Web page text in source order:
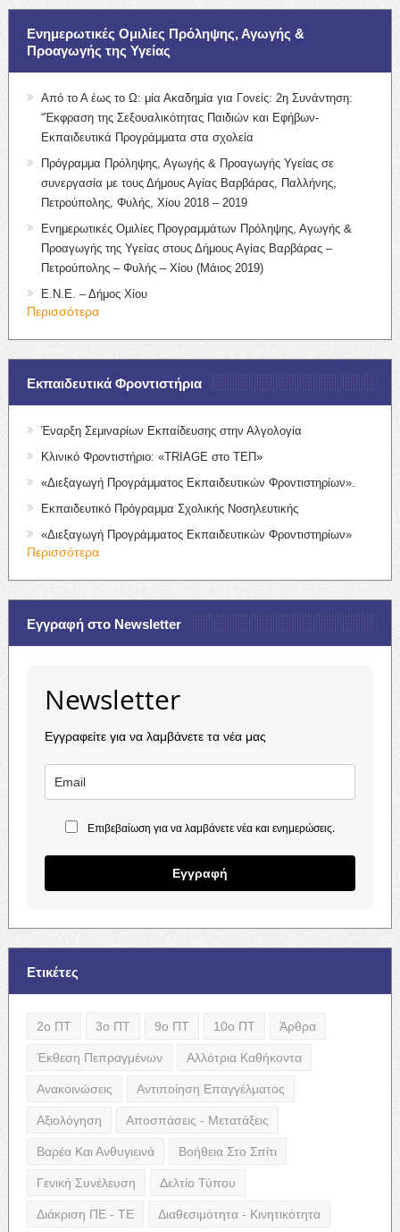
Ενημερωτικές Ομιλίες Πρόληψης, Αγωγής &
Προαγωγής της Υγείας
Από το Α έως το Ω: μία Ακαδημία για Γονείς: 2η Συνάντηση:
“Έκφραση της Σεξουαλικότητας Παιδιών και Εφήβων-
Εκπαιδευτικά Προγράμματα στα σχολεία
Πρόγραμμα Πρόληψης, Αγωγής & Προαγωγής Υγείας σε
συνεργασία με τους Δήμους Αγίας Βαρβάρας, Παλλήνης,
Πετρούπολης, Φυλής, Χίου 2018 – 2019
Ενημερωτικές Ομιλίες Προγραμμάτων Πρόληψης, Αγωγής &
Προαγωγής της Υγείας στους Δήμους Αγίας Βαρβάρας –
Πετρούπολης – Φυλής – Χίου (Μάιος 2019)
Ε.Ν.Ε. – Δήμος Χίου
Περισσότερα
Εκπαιδευτικά Φροντιστήρια
Έναρξη Σεμιναρίων Εκπαίδευσης στην Αλγολογία
Κλινικό Φροντιστήριο: «TRIAGE στο ΤΕΠ»
«Διεξαγωγή Προγράμματος Εκπαιδευτικών Φροντιστηρίων».
Εκπαιδευτικό Πρόγραμμα Σχολικής Νοσηλευτικής
«Διεξαγωγή Προγράμματος Εκπαιδευτικών Φροντιστηρίων»
Περισσότερα
Εγγραφή στο Newsletter
Newsletter
Εγγραφείτε για να λαμβάνετε τα νέα μας
Επιβεβαίωση για να λαμβάνετε νέα και ενημερώσεις.
Εγγραφή
Ετικέτες
2ο ΠΤ 3ο ΠΤ 9ο ΠΤ 10ο ΠΤ Άρθρα
Έκθεση Πεπραγμένων Αλλότρια Καθήκοντα
Ανακοινώσεις Αντιποίηση Επαγγέλματος
Αξιολόγηση Αποσπάσεις - Μετατάξεις
Βαρέα Και Ανθυγιεινά Βοήθεια Στο Σπίτι
Γενική Συνέλευση Δελτίο Τύπου
Διάκριση ΠΕ - ΤΕ Διαθεσιμότητα - Κινητικότητα